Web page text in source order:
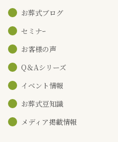
お葬式ブログ
セミナｰ
お客様の声
Q＆Aシリーズ
イベント情報
お葬式豆知識
メディア掲載情報